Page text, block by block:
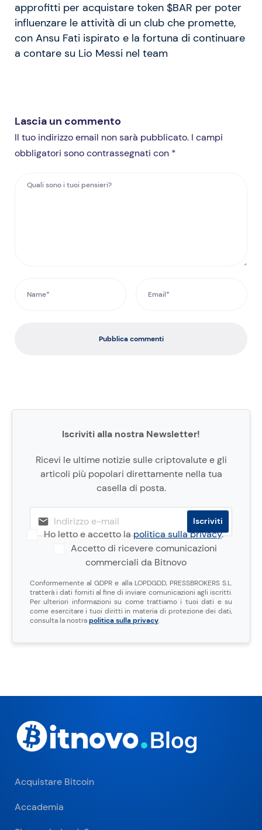
approfitti per acquistare token $BAR per poter
influenzare le attività di un club che promette,
con Ansu Fati ispirato e la fortuna di continuare
a contare su Lio Messi nel team
Lascia un commento
Il tuo indirizzo email non sarà pubblicato. I campi
obbligatori sono contrassegnati con *
Pubblica commenti
Iscriviti alla nostra Newsletter!
Ricevi le ultime notizie sulle criptovalute e gli
articoli più popolari direttamente nella tua
casella di posta.
Ho letto e accetto lapolitica sulla privacy.
Accetto di ricevere comunicazioni
commerciali da Bitnovo
Conformemente al GDPR e alla LOPDGDD, PRESSBROKERS S.L.
tratterà i dati forniti al fine di inviare comunicazioni agli iscritti.
Per ulteriori informazioni su come trattiamo i tuoi dati e su
come esercitare i tuoi diritti in materia di protezione dei dati,
consulta la nostrapolitica sulla privacy.
Acquistare Bitcoin
Accademia